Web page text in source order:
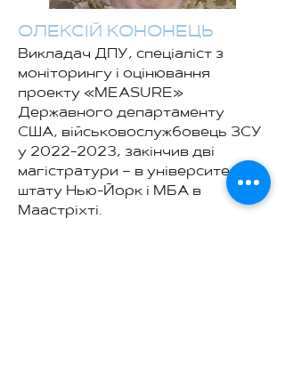
ОЛЕКСІЙ КОНОНЕЦЬ
Викладач ДПУ, спеціаліст з
моніторингу і оцінювання
проекту «MEASURE»
Державного департаменту
США, військовослужбовець ЗСУ
у 2022-2023, закінчив дві
магістратури – в університеті
штату Нью-Йорк і МБА в
Маастріхті.